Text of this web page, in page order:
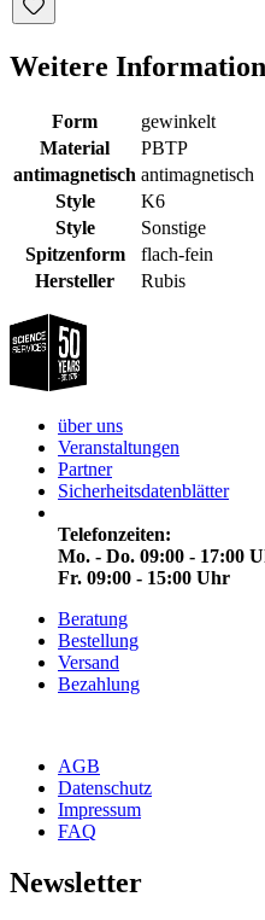
Weitere
Form
gewinkelt
Material
PBTP
antimagnetisch antimagnetisch
Style
K6
Style
Sonstige
Spitzenform
flach-fein
Hersteller
Rubis
über uns
Veranstaltungen
Partner
Sicherheitsdatenblätter
Telefonzeiten:
Mo. - Do. 09:00 - 17:00
Fr. 09:00 - 15:00 Uhr
Beratung
Bestellung
Versand
Bezahlung
AGB
Datenschutz
Impressum
FAQ
Newsletter